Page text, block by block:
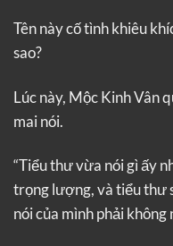
Tên này cố tình khiêu
sao?
Lúc này, Mộc Kinh Vân
mai nói.
“Tiểu thư vừa nói gì ấy
trọng lượng, và tiểu thư
nói của mình phải không